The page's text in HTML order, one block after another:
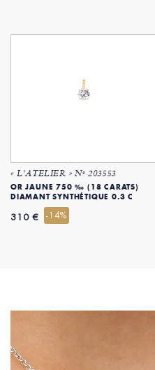
« L'ATELIER » Nº 203553
OR JAUNE 750 ‰ (18 CARATS)
DIAMANT SYNTHÉTIQUE 0.3 C
310 € -14%